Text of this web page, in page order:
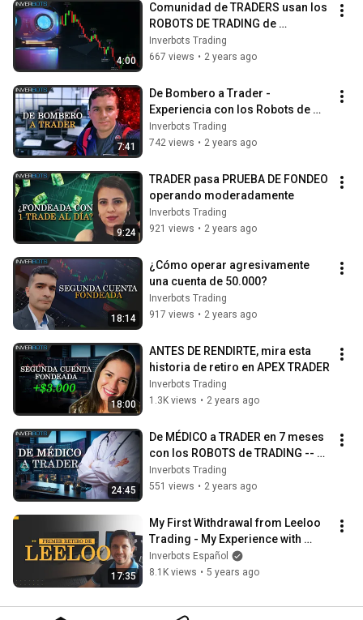
4:00
Comunidad de TRADERS usan los
ROBOTS DE TRADING de
INVERBOTS
Inverbots Trading
667 views • 2 years ago
7:41
De Bombero a Trader -
Experiencia con los Robots de
Trading
Inverbots Trading
742 views • 2 years ago
9:24
TRADER pasa PRUEBA DE FONDEO
operando moderadamente
Inverbots Trading
921 views • 2 years ago
18:14
¿Cómo operar agresivamente
una cuenta de 50.000?
Inverbots Trading
917 views • 2 years ago
18:00
ANTES DE RENDIRTE, mira esta
historia de retiro en APEX TRADER
Inverbots Trading
1.3K views • 2 years ago
24:45
De MÉDICO a TRADER en 7 meses
con los ROBOTS de TRADING --
Testimonio Enrique Sierra
Inverbots Trading
551 views • 2 years ago
17:35
My First Withdrawal from Leeloo
Trading - My Experience with
Trading Robots
Inverbots Español
8.1K views • 5 years ago